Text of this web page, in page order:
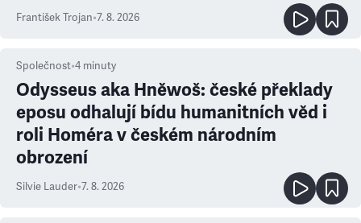
František Trojan•7. 8. 2026
Společnost•4 minuty
Odysseus aka Hněwoš: české překlady
eposu odhalují bídu humanitních věd i
roli Homéra v českém národním
obrození
Silvie Lauder•7. 8. 2026